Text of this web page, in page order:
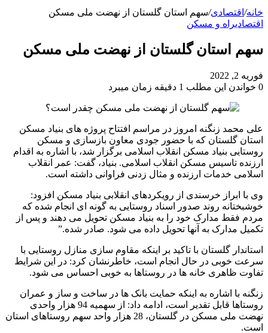
خانه/ اقتصادی/سهم استان گلستان از نهضت ملی مسکن
اقتصادیراه و مسکن
سهم استان گلستان از نهضت ملی مسکن
فوریه 2, 2022
0 خواندن این مطلب 1 دقیقه زمان میبرد
علی محمد زنگنه امروز در مراسم افتتاح پروژه های بنیاد مسکن
استان گلستان که با حضور جودی معاون بازسازی و مسکن
روستایی بنیاد مسکن انقلاب اسلامی برگزار شد، با اشاره به اقدام
ارزنده تاسیس مسکن انقلاب اسلامی. بنیاد، گفت: عمر انقلاب
اسلامی خدمات ارزنده و مثال زدنی فراوانی داشته است.
وی با ابراز خرسندی از رویکردهای انقلابی بنیاد مسکن افزود:
خوشبختانه روند صدور اسناد روستایی به گونه ای انجام شده که
مردم فقط مدارک خود را به بنیاد مسکن تحویل می دهند و پس از
تکمیل مدارک به آنها تحویل داده می شود. صادر شده.”
استاندار گلستان با تاکید بر اینکه مقاوم سازی منازل روستایی با
سرعت خوبی در حال انجام است، خاطرنشان کرد: در این شرایط
تفاوت ظاهری خانه ها در روستاها به خوبی احساس می شود.
زنگنه با اشاره به اینکه حمایت بانک ها در ساخت و ساز و عمران
روستاها قابل تقدیر است، ادامه داد: از سهمیه 94 هزار واحدی
نهضت ملی مسکن در گلستان، 28 هزار واحد سهم روستاهای استان
است.